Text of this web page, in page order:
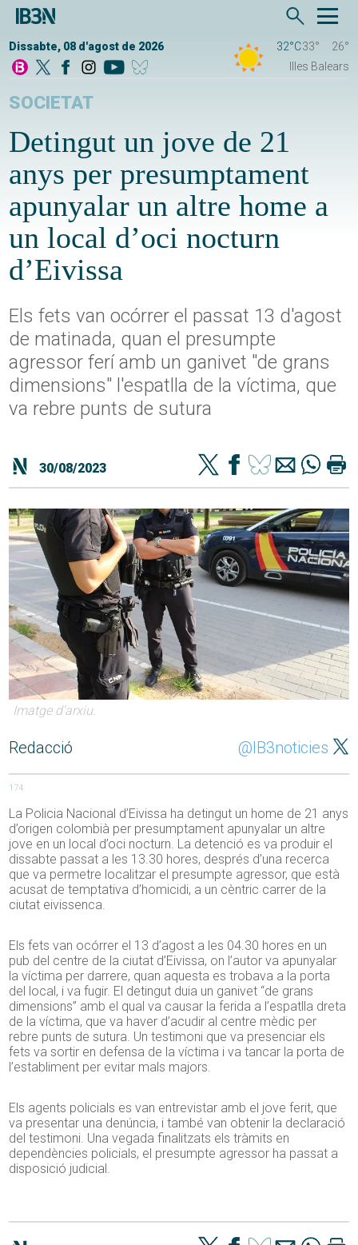
Dissabte, 08 d'agost de 2026 32°C33°
26°
Illes Balears
SOCIETAT
Detingut un jove de 21
anys per presumptament
apunyalar un altre home a
un local d’oci nocturn
d’Eivissa
Els fets van ocórrer el passat 13 d'agost
de matinada, quan el presumpte
agressor ferí amb un ganivet "de grans
dimensions" l'espatlla de la víctima, que
va rebre punts de sutura
30/08/2023
Imatge d'arxiu.
Redacció @IB3noticies
174
La Policia Nacional d’Eivissa ha detingut un home de 21 anys
d’origen colombià per presumptament apunyalar un altre
jove en un local d’oci nocturn. La detenció es va produir el
dissabte passat a les 13.30 hores, després d’una recerca
que va permetre localitzar el presumpte agressor, que està
acusat de temptativa d’homicidi, a un cèntric carrer de la
ciutat eivissenca.
Els fets van ocórrer el 13 d’agost a les 04.30 hores en un
pub del centre de la ciutat d’Eivissa, on l’autor va apunyalar
la víctima per darrere, quan aquesta es trobava a la porta
del local, i va fugir. El detingut duia un ganivet “de grans
dimensions” amb el qual va causar la ferida a l’espatlla dreta
de la víctima, que va haver d’acudir al centre mèdic per
rebre punts de sutura. Un testimoni que va presenciar els
fets va sortir en defensa de la víctima i va tancar la porta de
l’establiment per evitar mals majors.
Els agents policials es van entrevistar amb el jove ferit, que
va presentar una denúncia, i també van obtenir la declaració
del testimoni. Una vegada finalitzats els tràmits en
dependències policials, el presumpte agressor ha passat a
disposició judicial.